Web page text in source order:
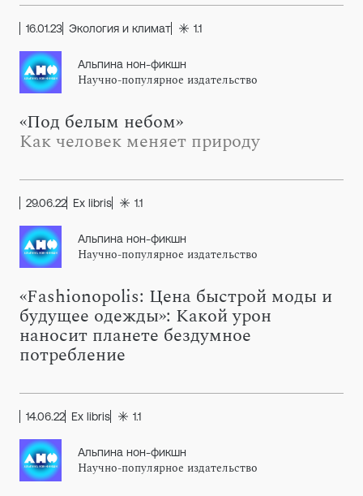
16.01.23 Экология и климат 1.1
Альпина нон-фикшн
Научно-популярное издательство
«Под белым небом»
Как человек меняет природу
29.06.22 Ex libris 1.1
Альпина нон-фикшн
Научно-популярное издательство
«Fashionopolis: Цена быстрой моды и
будущее одежды»: Какой урон
наносит планете бездумное
потребление
14.06.22 Ex libris 1.1
Альпина нон-фикшн
Научно-популярное издательство